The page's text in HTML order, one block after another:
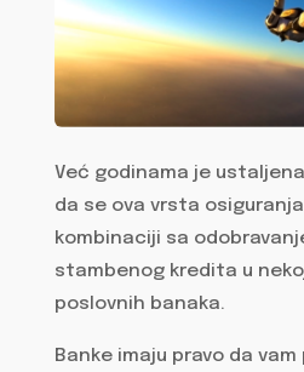
Već godinama je
da se ova vrsta
kombinaciji sa
stambenog kredita u
poslovnih banaka.
Banke imaju pravo da vam